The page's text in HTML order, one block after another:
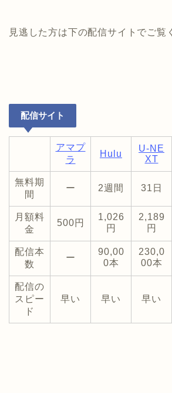
見逃した方は下の配信サイトでご覧
配信サイト
アマプ
ラ
Hulu
U-NE
XT
無料期
間
ー 2週間 31日
月額料
金
500円
1,026
円
2,189
円
配信本
数
ー
90,00
0本
230,0
00本
配信の
スピー
ド
早い 早い 早い